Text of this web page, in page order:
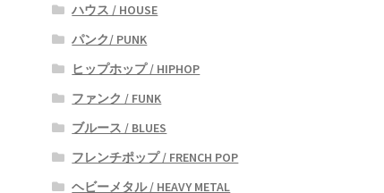
ハウス / HOUSE
パンク/ PUNK
ヒップホップ / HIPHOP
ファンク / FUNK
ブルース / BLUES
フレンチポップ / FRENCH POP
ヘビーメタル / HEAVY METAL